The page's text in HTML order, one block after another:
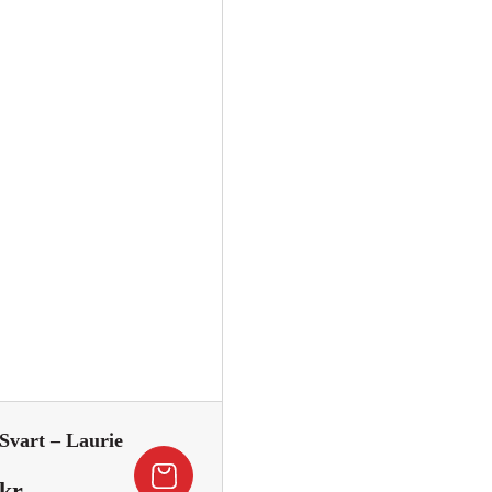
– Laurie